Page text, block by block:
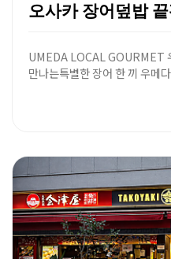
UMEDA LOCAL GOURMET
만나는특별한 장어 한 끼 우메